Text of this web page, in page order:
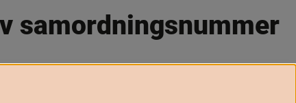
samordningsnummer
identitetsbeteckning för personer som inte är eller